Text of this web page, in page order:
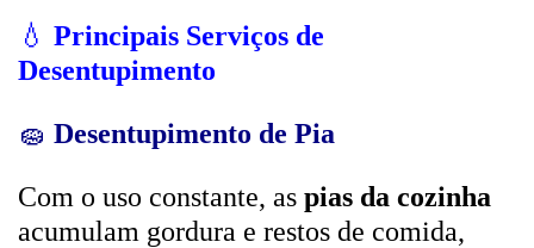
💧 Principais Serviços de
Desentupimento
🧽 Desentupimento de Pia
Com o uso constante, as pias da cozinha
acumulam gordura e restos de comida,